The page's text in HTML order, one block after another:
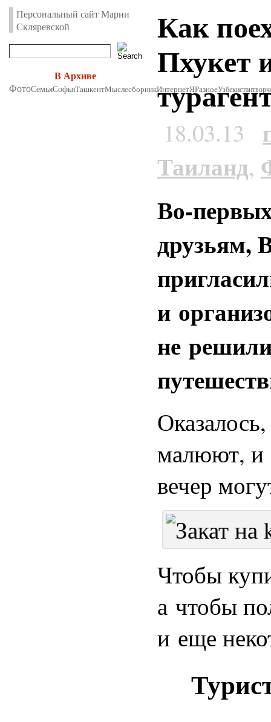
Персональный сайт Марии
Скляревской
В Архиве
ФотоСемьяСофьяТашкентМыслесборникИнтернетЯРазноеУзбекистан
Как
Пхукет
18.03.13
Таиланд,
Во-
друзьям,
и
не
малюют, и
вечер
Чтобы
а чтобы
и еще